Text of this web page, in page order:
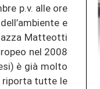
p.v. alle ore
e
Matteotti
nel 2008
è già molto
riporta tutte le